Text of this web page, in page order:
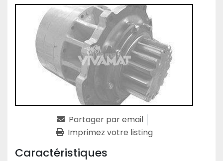
Partager par email
Imprimez votre listing
Caractéristiques